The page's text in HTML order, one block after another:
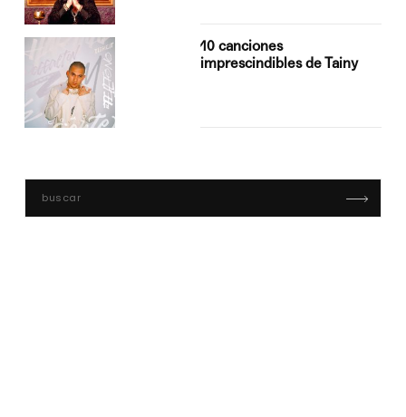
10 canciones
imprescindibles de Tainy